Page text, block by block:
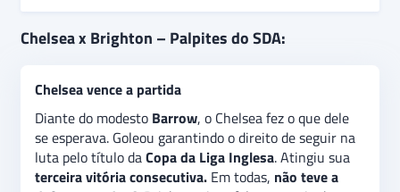
O Chelsea está em trajetória de ascensão.
três mais recentes partidas, incluindo o encontro de
invictona temporada. Contudo, ficou no
três últimos jogos pela Premier League. É navitória
do Chelsea o palpite recomendadopara o confronto
deste sábado pela sexta rodada do Campeonato
Inglês 2024/2025. Nomercado gols acima/abaixo
Chelsea x Brighton – Palpites do SDA:
Chelsea vence a partida
Diante do modesto Barrow, o Chelsea fez o que dele
se esperava. Goleou garantindo o direito de seguir na
luta pelo título daCopa da Liga Inglesa. Atingiu sua
terceira vitória consecutiva. Em todas, não teve a